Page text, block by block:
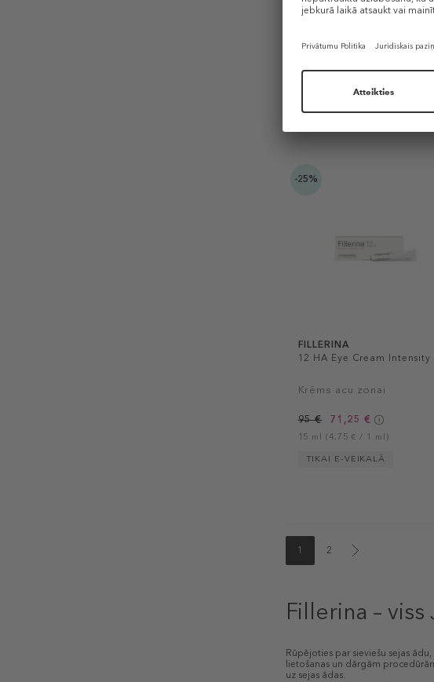
Eyelids
15 ml (4,72 € / 1 ml)
-25%
FILLERINA
12 HA Eye Cream Intensity
Krēms acu zonai
95 € 71,25 €
15 ml (4,75 € / 1 ml)
TIKAI E-VEIKALĀ
1 2
Fillerina –
Rūpējoties par sieviešu sejas
lietošanas un dārgām
uz sejas ādas.